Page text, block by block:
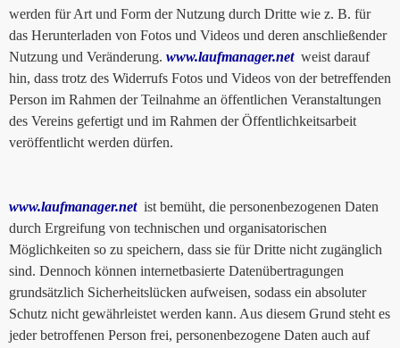
werden für Art und Form der Nutzung durch Dritte wie z. B. für
das Herunterladen von Fotos und Videos und deren anschließender
Nutzung und Veränderung. www.laufmanager.netweist darauf
hin, dass trotz des Widerrufs Fotos und Videos von der betreffenden
Person im Rahmen der Teilnahme an öffentlichen Veranstaltungen
des Vereins gefertigt und im Rahmen der Öffentlichkeitsarbeit
veröffentlicht werden dürfen.
www.laufmanager.netist bemüht, die personenbezogenen Daten
durch Ergreifung von technischen und organisatorischen
Möglichkeiten so zu speichern, dass sie für Dritte nicht zugänglich
sind. Dennoch können internetbasierte Datenübertragungen
grundsätzlich Sicherheitslücken aufweisen, sodass ein absoluter
Schutz nicht gewährleistet werden kann. Aus diesem Grund steht es
jeder betroffenen Person frei, personenbezogene Daten auch auf